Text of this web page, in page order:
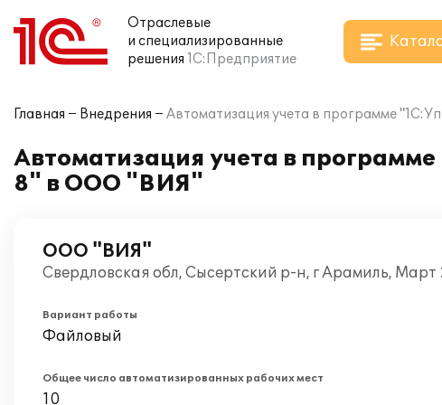
Отраслевые
и специализированные
решения 1С:Предприятие
Главная Внедрения Автоматизация учета в программе
Автоматизация учета в
8" в ООО "ВИЯ"
ООО "ВИЯ"
Свердловская обл, Сысертский р-н, г Арамиль, Март
Вариант работы
Файловый
Общее число автоматизированных рабочих мест
10